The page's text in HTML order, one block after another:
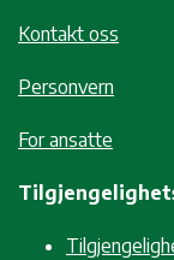
Kontakt oss
Personvern
For ansatte